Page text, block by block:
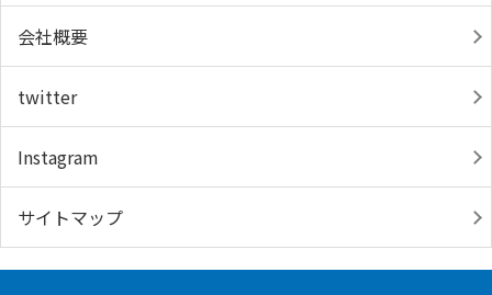
会社概要
twitter
Instagram
サイトマップ